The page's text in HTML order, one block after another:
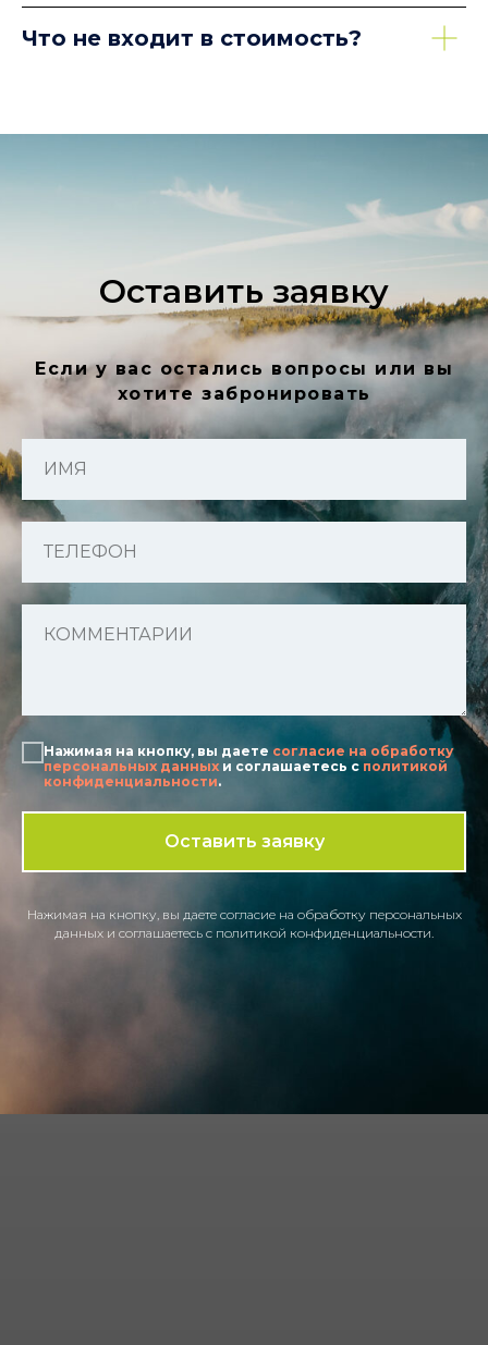
Что не входит в стоимость?
Оставить заявку
Если у вас остались вопросы или вы
хотите забронировать
ИМЯ
ТЕЛЕФОН
КОММЕНТАРИЙ
Нажимая на кнопку, вы даете согласие на обработку
персональных данных и соглашаетесь c политикой
конфиденциальности.
Оставить заявку
Нажимая на кнопку, вы даете согласие на обработку персональных
данных и соглашаетесь c политикой конфиденциальности.